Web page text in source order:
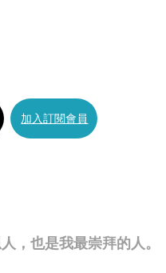
，也是我最崇拜的人。
加入訂閱會員